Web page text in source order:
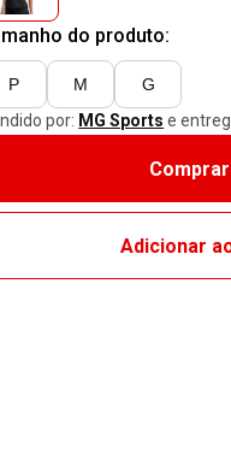
do produto:
P M
G
por: MG Sports e
Adicionar